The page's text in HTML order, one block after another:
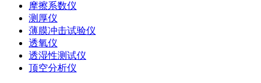
摩擦系数仪
测厚仪
薄膜冲击试验仪
透氧仪
透湿性测试仪
顶空分析仪